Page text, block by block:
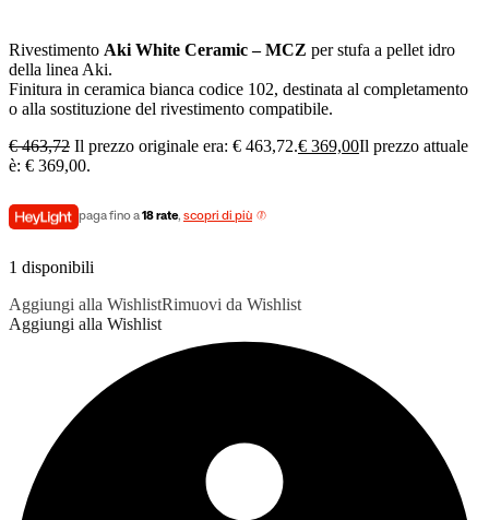
Rivestimento Aki White Ceramic – MCZ per stufa a pellet idro
della linea Aki.
Finitura in ceramica bianca codice 102, destinata al completamento
o alla sostituzione del rivestimento compatibile.
€463,72 Il prezzo originale era: € 463,72.€ 369,00Il prezzo attuale
è: € 369,00.
paga fino a18 rate, scopri di più
1 disponibili
Aggiungi alla WishlistRimuovi da Wishlist
Aggiungi alla Wishlist